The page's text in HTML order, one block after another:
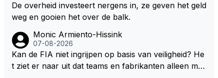
De overheid investeert nergens in, ze geven het geld
weg en gooien het over de balk.
Monic Armiento-Hissink
07-08-2026
Kan de FIA niet ingrijpen op basis van veiligheid? He
t ziet er naar uit dat teams en fabrikanten alleen ma